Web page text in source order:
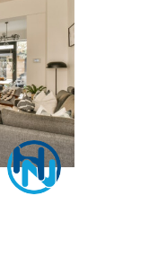
Marco